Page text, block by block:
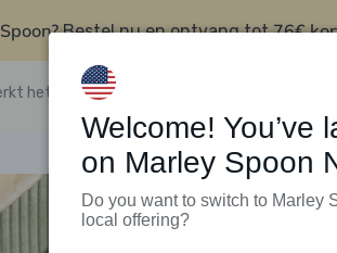
Bestel nu en ontvang tot76€
het Klantenservice
Welcome! You’ve
on Marley Spoon
Do you want to switch to Marley
local offering?